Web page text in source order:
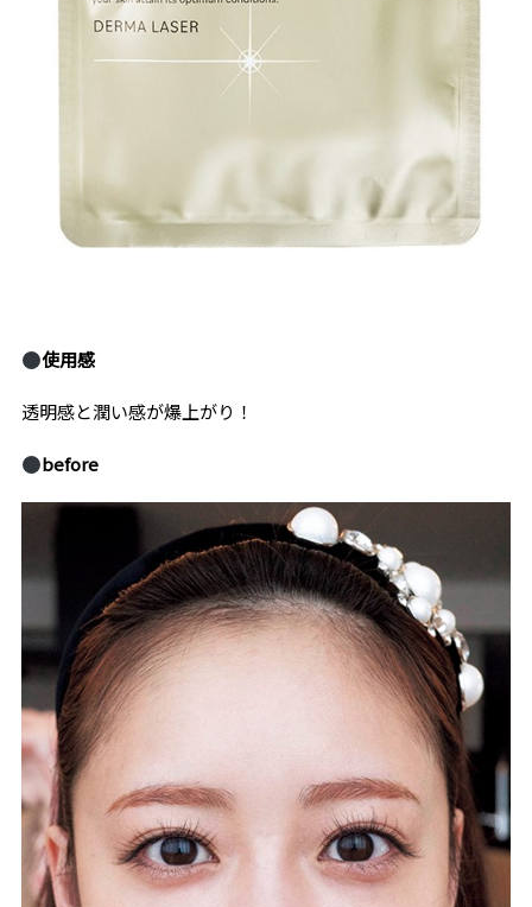
使用感
透明感と潤い感が爆上がり！
before